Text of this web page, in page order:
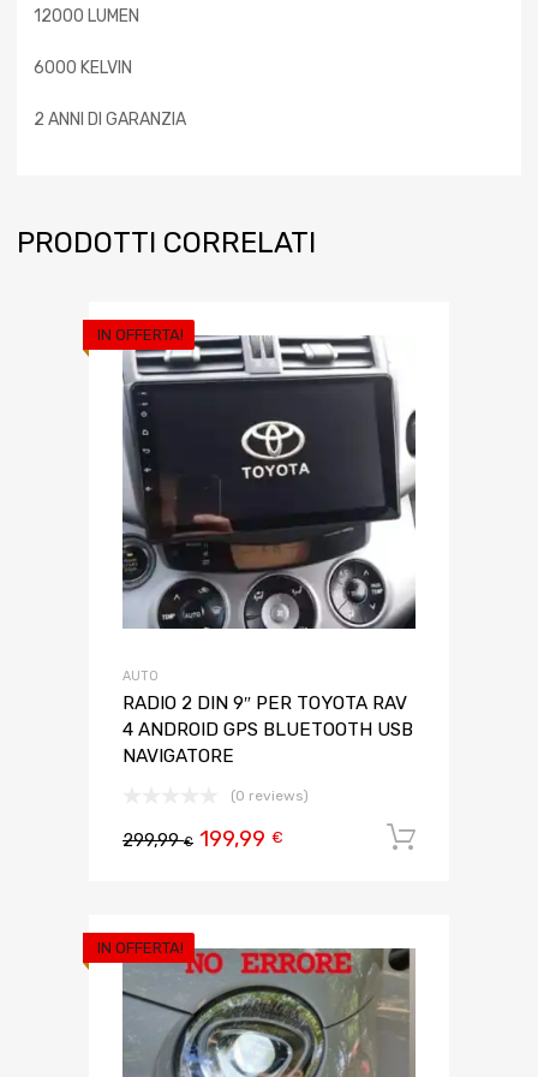
12000 LUMEN
6000 KELVIN
2 ANNI DI GARANZIA
PRODOTTI CORRELATI
IN OFFERTA!
AUTO
RADIO 2 DIN 9″ PER TOYOTA RAV
4 ANDROID GPS BLUETOOTH USB
NAVIGATORE
(0 reviews)
299,99€ 199,99 €
IN OFFERTA!